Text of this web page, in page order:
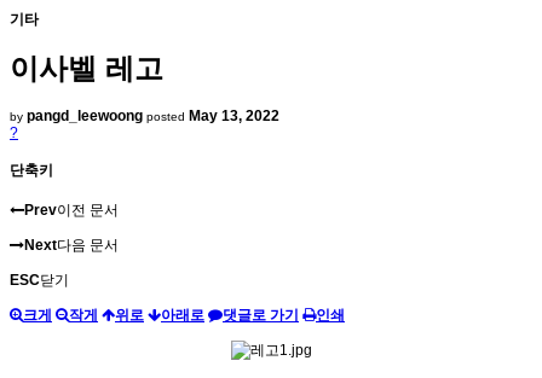
기타
이사벨 레고
by pangd_leewoong posted May 13, 2022
?
단축키
Prev이전 문서
Next다음 문서
ESC닫기
크게 작게 위로 아래로 댓글로 가기 인쇄